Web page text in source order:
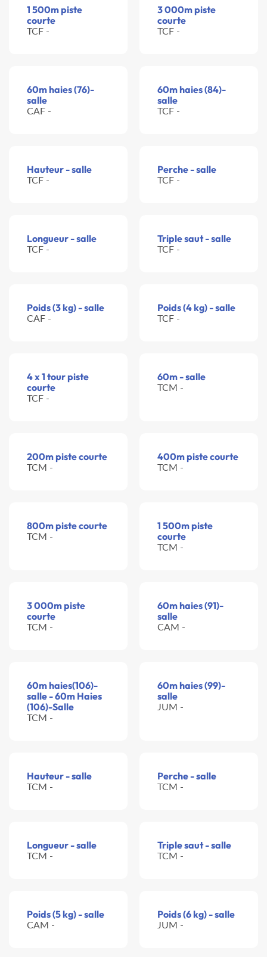
1 500m piste
courte
TCF -
3 000m piste
courte
TCF -
60m haies (76)-
salle
CAF -
60m haies (84)-
salle
TCF -
Hauteur - salle
TCF -
Perche - salle
TCF -
Longueur - salle
TCF -
Triple saut - salle
TCF -
Poids (3 kg) - salle
CAF -
Poids (4 kg) - salle
TCF -
4 x 1 tour piste
courte
TCF -
60m - salle
TCM -
200m piste courte
TCM -
400m piste courte
TCM -
800m piste courte
TCM -
1 500m piste
courte
TCM -
3 000m piste
courte
TCM -
60m haies (91)-
salle
CAM -
60m haies(106)-
salle - 60m Haies
(106)-Salle
TCM -
60m haies (99)-
salle
JUM -
Hauteur - salle
TCM -
Perche - salle
TCM -
Longueur - salle
TCM -
Triple saut - salle
TCM -
Poids (5 kg) - salle
CAM -
Poids (6 kg) - salle
JUM -